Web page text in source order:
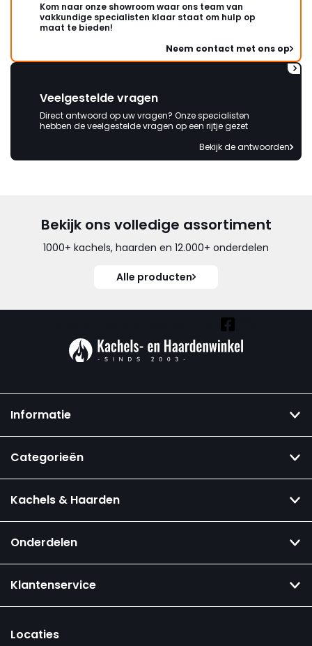
Kom naar onze showroom waar ons team van
vakkundige specialisten klaar staat om hulp op
maat te bieden!
Neem contact met ons op
Veelgestelde vragen
Direct antwoord op uw vragen? Onze specialisten
hebben de veelgestelde vragen op een rijtje gezet
Bekijk de antwoorden
Bekijk ons volledige assortiment
1000+ kachels, haarden en 12.000+ onderdelen
Alle producten
Informatie
Categorieën
Kachels & Haarden
Onderdelen
Klantenservice
Locaties